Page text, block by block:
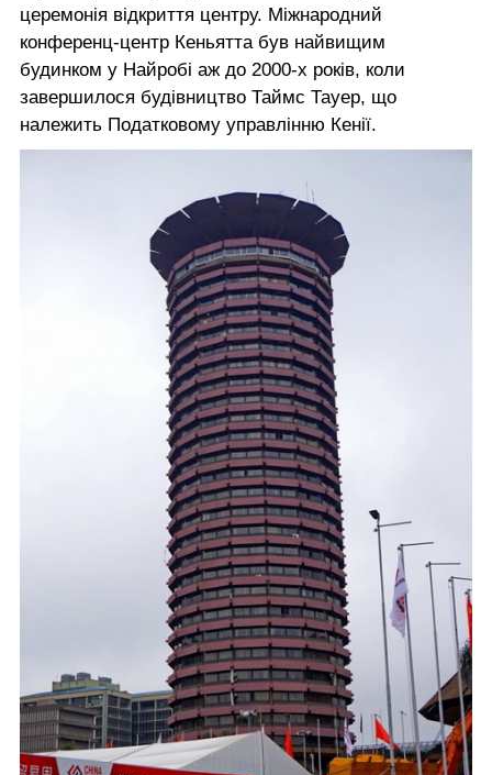
церемонія відкриття центру. Міжнародний
конференц-центр Кеньятта був найвищим
будинком у Найробі аж до 2000-х років, коли
завершилося будівництво Таймс Тауер, що
належить Податковому управлінню Кенії.